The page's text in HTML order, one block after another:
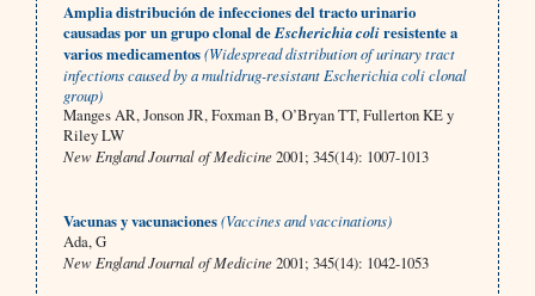
Amplia distribución de infecciones del tracto urinario
causadas por un grupo clonal deEscherichia coliresistente a
varios medicamentos(Widespread distribution of urinary tract
infections caused by a multidrug-resistant Escherichia coli clonal
group)
Manges AR, Jonson JR, Foxman B, O’Bryan TT, Fullerton KE y
Riley LW
New England Journal of Medicine2001; 345(14): 1007-1013
Vacunas y vacunaciones(Vaccines and vaccinations)
Ada, G
New England Journal of Medicine2001; 345(14): 1042-1053